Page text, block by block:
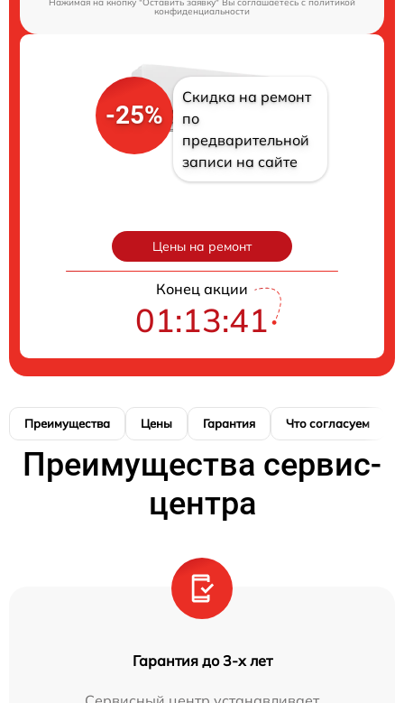
Нажимая на кнопку "Оставить заявку" Вы соглашаетесь c политикой
конфиденциальности
-25%
Скидка на ремонт
по
предварительной
записи на сайте
Цены на ремонт
Конец акции
01:13:40
Преимущества Цены Гарантия Что согласуем
Преимущества сервис-
центра
Гарантия до 3-х лет